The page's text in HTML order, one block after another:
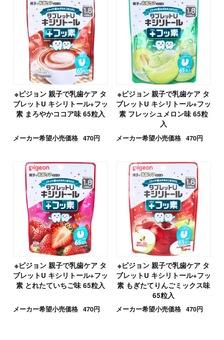
※ピジョン 親子で乳歯ケア タ
ブレットU キシリトール+フッ
素 まろやかココア味 65粒入
メーカー希望小売価格 470円
※ピジョン 親子で乳歯ケア タ
ブレットU キシリトール+フッ
素 フレッシュメロン味 65粒
入
メーカー希望小売価格 470円
※ピジョン 親子で乳歯ケア タ
ブレットU キシリトール+フッ
素 とれたていちご味 65粒入
メーカー希望小売価格 470円
※ピジョン 親子で乳歯ケア タ
ブレットU キシリトール+フッ
素 もぎたてりんごミックス味
65粒入
メーカー希望小売価格 470円